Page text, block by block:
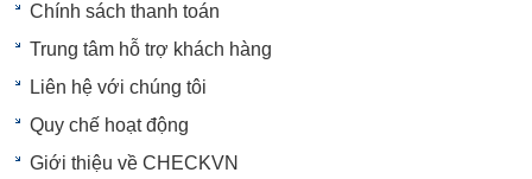
Chính sách thanh toán
Trung tâm hỗ trợ khách hàng
Liên hệ với chúng tôi
Quy chế hoạt động
Giới thiệu về CHECKVN